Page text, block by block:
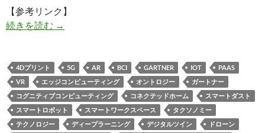
【参考リンク】
続きを読む
ガートナーの「ハイプサイクル」（2017年版
→
4Dプリント 5G AR BCI GARTNER IOT
PAAS
VR
エッジコンピューティング オントロジー
ガートナー
コグニティブコンピューティング
コネクテッドホーム
スマートダスト
スマートロボット
スマートワークスペース
タクソノミー
テクノロジー
ディープラーニング デジタルツイン
ドローン